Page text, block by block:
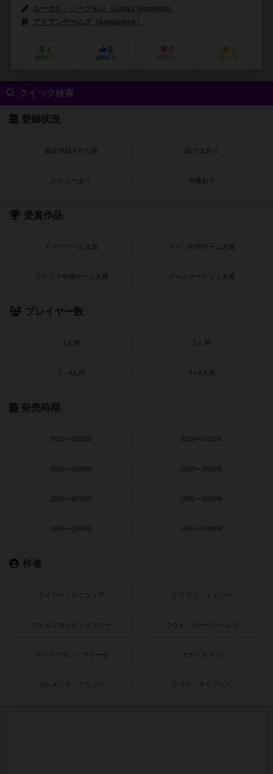
ルーカス・シーグモン（Lukas Siegmon）
アイアンゲームズ（Irongames）
1
興味あり
0
経験あり
0
お気に入り
1
持ってる
クイック検索
登録状況
最近登録された順 紹介文あり
レビューあり 画像あり
受賞作品
ドイツゲーム大賞 ドイツ年間ゲーム大賞
フランス年間ゲーム大賞 ゲームマーケット大賞
プレイヤー数
1人用 2人用
3～4人用 4～8人用
発売時期
2021〜2022年 2019〜2020年
2016〜2018年 2010〜2015年
2000〜2010年 1990〜2000年
1980〜1990年 1950〜1980年
作者
ライナー・クニツィア クラウス・トイバー
ヴォルフガング・クラマー ウヴェ・ローゼンベルク
フリードマン・フリーゼ カナイセイジ
クレメンス・フランツ クリス・キリアムス